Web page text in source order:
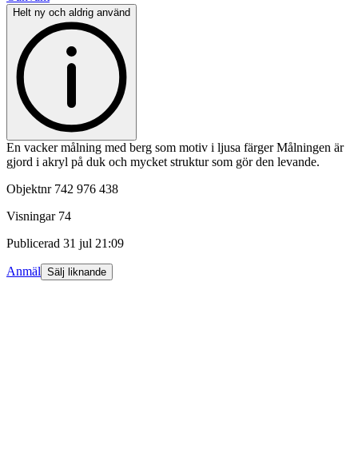
Helt ny och aldrig använd
En vacker målning med berg som motiv i ljusa färger Målningen är
gjord i akryl på duk och mycket struktur som gör den levande.
Objektnr 742 976 438
Visningar 74
Publicerad 31 jul 21:09
Anmäl Sälj liknande